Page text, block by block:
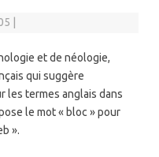
et de néologie,
qui suggère
les termes anglais dans
le mot « bloc » pour
».